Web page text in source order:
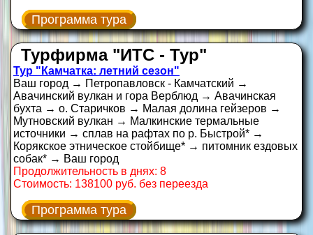
Программа тура
Турфирма "ИТС - Тур"
Тур "Камчатка: летний сезон"
Ваш город → Петропавловск - Камчатский →
Авачинский вулкан и гора Верблюд → Авачинская
бухта → о. Старичков → Малая долина гейзеров →
Мутновский вулкан → Малкинские термальные
источники → сплав на рафтах по р. Быстрой* →
Корякское этническое стойбище* → питомник ездовых
собак* → Ваш город
Продолжительность в днях: 8
Стоимость: 138100 руб. без переезда
Программа тура